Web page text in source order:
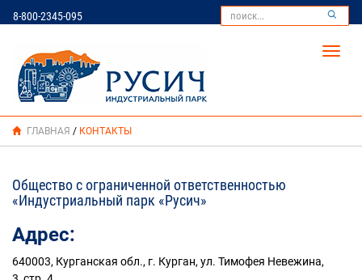
8-800-2345-095
ГЛАВНАЯ / КОНТАКТЫ
Общество с ограниченной ответственностью
«Индустриальный парк «Русич»
Адрес:
640003, Курганская обл., г. Курган, ул. Тимофея Невежина,